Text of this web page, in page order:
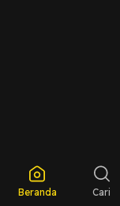
Beranda Cari